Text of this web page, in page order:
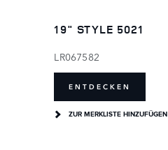
19" STYLE 5021
LR067582
ENTDECKEN
ZUR MERKLISTE HINZUFÜGEN